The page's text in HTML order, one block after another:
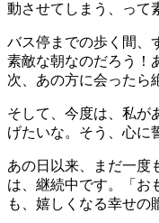
動させてしまう、って
バス停までの歩く間、
素敵な朝なのだろう！
次、あの方に会ったら
そして、今度は、私が
げたいな。そう、心に
あの日以来、まだ一度
は、継続中です。「お
も、嬉しくなる幸せの